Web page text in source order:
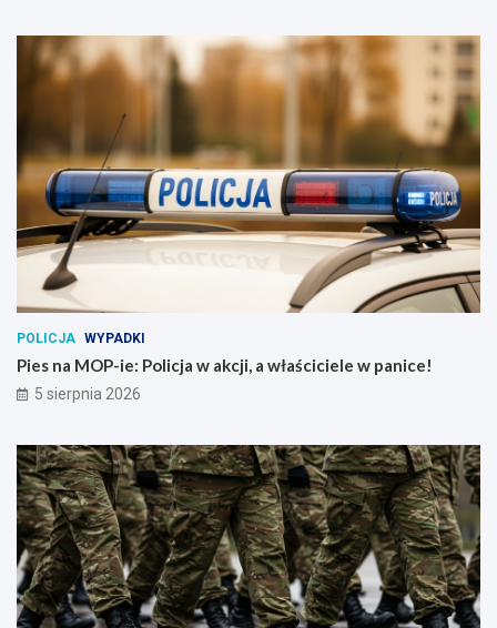
POLICJA WYPADKI
Pies na MOP-ie: Policja w akcji, a właściciele w panice!
5 sierpnia 2026